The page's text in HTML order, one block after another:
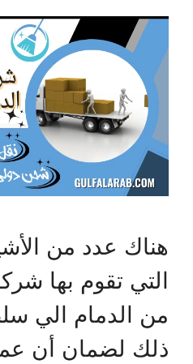
هناك عدد من
التي تقوم بها
من الدمام الي
ذلك لضمان أن